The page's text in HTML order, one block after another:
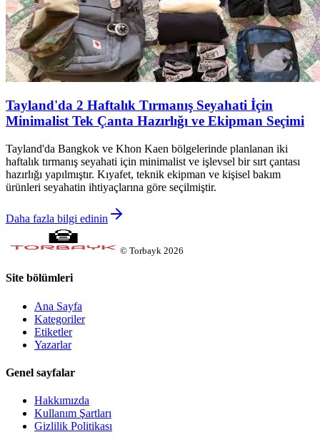
Tayland'da 2 Haftalık Tırmanış Seyahati İçin
Minimalist Tek Çanta Hazırlığı ve Ekipman Seçimi
Tayland'da Bangkok ve Khon Kaen bölgelerinde planlanan iki
haftalık tırmanış seyahati için minimalist ve işlevsel bir sırt çantası
hazırlığı yapılmıştır. Kıyafet, teknik ekipman ve kişisel bakım
ürünleri seyahatin ihtiyaçlarına göre seçilmiştir.
Daha fazla bilgi edinin
© Torbayk 2026
Site bölümleri
Ana Sayfa
Kategoriler
Etiketler
Yazarlar
Genel sayfalar
Hakkımızda
Kullanım Şartları
Gizlilik Politikası